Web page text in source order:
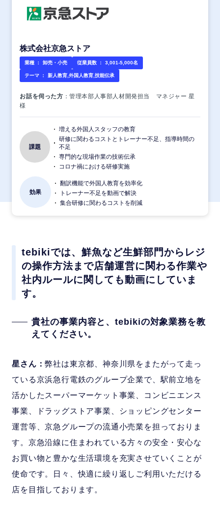
株式会社京急ストア
業種 ： 卸売・小売 従業員数 ： 3,001-5,000名
テーマ ： 新人教育,外国人教育,技能伝承
お話を伺った方 ：管理本部人事部人材開発担当 マネジャー 星
様
課題
増える外国人スタッフの教育
研修に関わるコストとトレーナー不足、指導時間の
不足
専門的な現場作業の技術伝承
コロナ禍における研修実施
効果
翻訳機能で外国人教育を効率化
トレーナー不足を動画で解決
集合研修に関わるコストを削減
tebikiでは、鮮魚など生鮮部門からレジ
の操作方法まで店舗運営に関わる作業や
社内ルールに関しても動画にしていま
す。
貴社の事業内容と、tebikiの対象業務を教
えてください。
星さん：弊社は東京都、神奈川県をまたがって走っ
ている京浜急行電鉄のグループ企業で、駅前立地を
活かしたスーパーマーケット事業、コンビニエンス
事業、ドラッグストア事業、ショッピングセンター
運営等、京急グループの流通小売業を担っておりま
す。京急沿線に住まわれている方々の安全・安心な
お買い物と豊かな生活環境を充実させていくことが
使命です。日々、快適に繰り返しご利用いただける
店を目指しております。